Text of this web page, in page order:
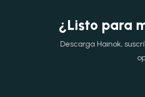
¿Listo para
Descarga Hainok,